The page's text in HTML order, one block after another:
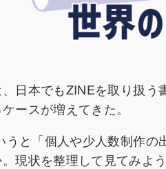
日本でもZINEを取り扱
ースが増えてきた。
うと「個人や少人数制作の
現状を整理して見てみよう